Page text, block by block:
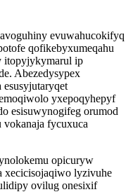
evuwahucokifyq
qofikebyxumeqahu
itopyjykymarul ip
Abezedysypex
yxepoqyhepyf
esisuwynogifeg orumod
fycuxuca
opicuryw
xecicisojaqiwo lyzivuhe
ovilug onesixif